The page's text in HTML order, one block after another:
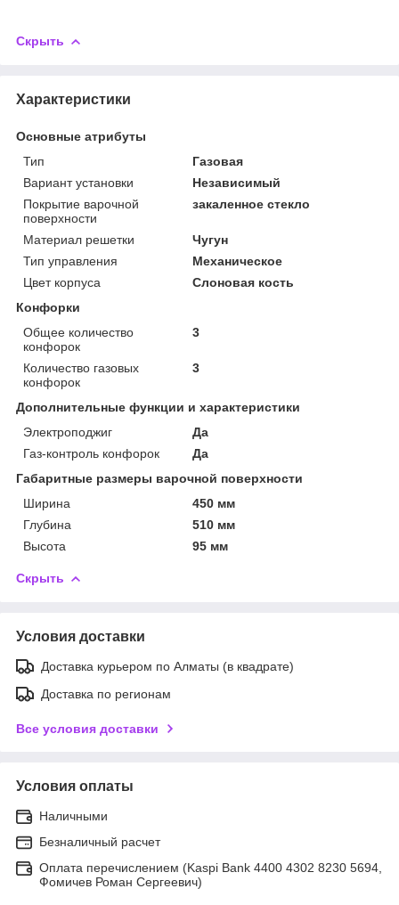
Скрыть
Характеристики
Основные атрибуты
Тип
Газовая
Вариант установки
Независимый
Покрытие варочной
поверхности
закаленное стекло
Материал решетки
Чугун
Тип управления
Механическое
Цвет корпуса
Слоновая кость
Конфорки
Общее количество
конфорок
3
Количество газовых
конфорок
3
Дополнительные функции и характеристики
Электроподжиг
Да
Газ-контроль конфорок
Да
Габаритные размеры варочной поверхности
Ширина
450 мм
Глубина
510 мм
Высота
95 мм
Скрыть
Условия доставки
Доставка курьером по Алматы (в квадрате)
Доставка по регионам
Все условия доставки
Условия оплаты
Наличными
Безналичный расчет
Оплата перечислением (Kaspi Bank 4400 4302 8230 5694,
Фомичев Роман Сергеевич)